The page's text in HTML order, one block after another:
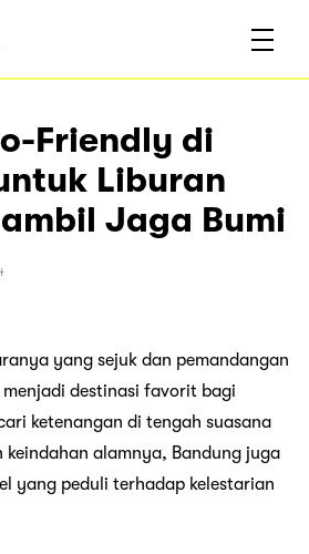
Friendly di
Liburan
Jaga Bumi
yang sejuk dan pemandangan
destinasi favorit bagi
ketenangan di tengah suasana
keindahan alamnya, Bandung juga
yang peduli terhadap kelestarian